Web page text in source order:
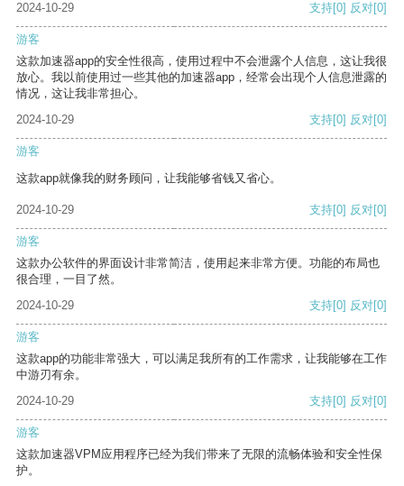
2024-10-29 支持[0] 反对[0]
游客
这款加速器app的安全性很高，使用过程中不会泄露个人信息，这让我很
放心。我以前使用过一些其他的加速器app，经常会出现个人信息泄露的
情况，这让我非常担心。
2024-10-29
支持[0] 反对[0]
游客
这款app就像我的财务顾问，让我能够省钱又省心。
2024-10-29 支持[0] 反对[0]
游客
这款办公软件的界面设计非常简洁，使用起来非常方便。功能的布局也
很合理，一目了然。
2024-10-29
支持[0] 反对[0]
游客
这款app的功能非常强大，可以满足我所有的工作需求，让我能够在工作
中游刃有余。
2024-10-29
支持[0] 反对[0]
游客
这款加速器VPM应用程序已经为我们带来了无限的流畅体验和安全性保
护。